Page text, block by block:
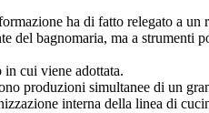
ha di fatto relegato a
del bagnomaria, ma a strumenti
in cui viene adottata.
produzioni simultanee di un
interna della linea di